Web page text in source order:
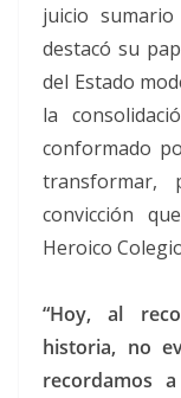
juicio
destacó su
del Estado
la
conformado
convicción
Heroico
“Hoy, al
historia, no
recordamos